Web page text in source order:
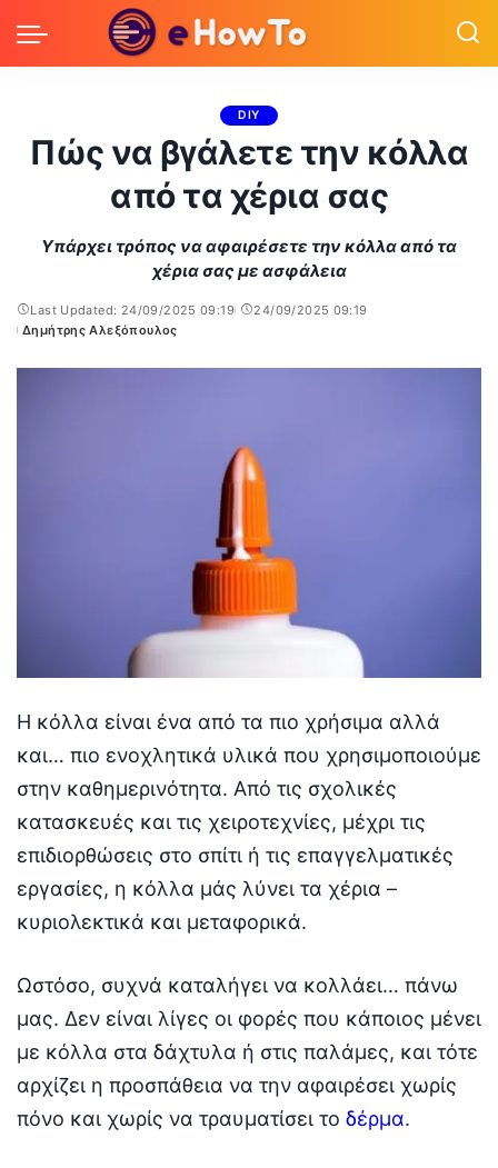
DIY
Πώς να βγάλετε την κόλλα
από τα χέρια σας
Υπάρχει τρόπος να αφαιρέσετε την κόλλα από τα
χέρια σας με ασφάλεια
Last Updated: 24/09/2025 09:19
24/09/2025 09:19
Posted
Δημήτρης Αλεξόπουλος
Η κόλλα είναι ένα από τα πιο χρήσιμα αλλά
και… πιο ενοχλητικά υλικά που χρησιμοποιούμε
στην καθημερινότητα. Από τις σχολικές
κατασκευές και τις χειροτεχνίες, μέχρι τις
επιδιορθώσεις στο σπίτι ή τις επαγγελματικές
εργασίες, η κόλλα μάς λύνει τα χέρια –
κυριολεκτικά και μεταφορικά.
Ωστόσο, συχνά καταλήγει να κολλάει… πάνω
μας. Δεν είναι λίγες οι φορές που κάποιος μένει
με κόλλα στα δάχτυλα ή στις παλάμες, και τότε
αρχίζει η προσπάθεια να την αφαιρέσει χωρίς
πόνο και χωρίς να τραυματίσει το δέρμα.